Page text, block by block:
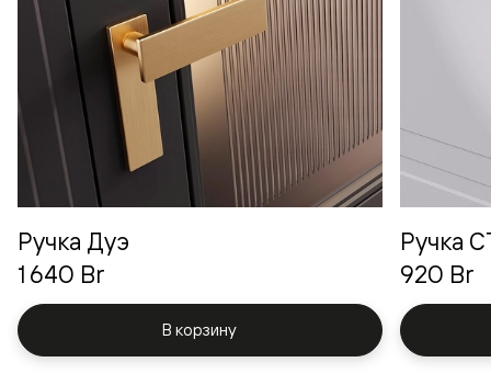
Ручка Дуэ
1 640 Br
В корзину
Ручка
920 Br